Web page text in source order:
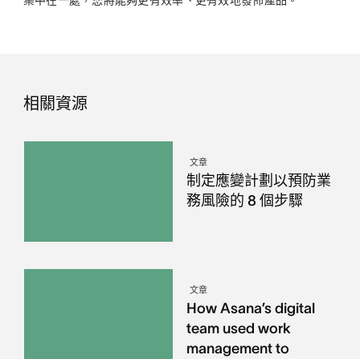
相關資源
文章
制定應變計劃以預防業
務風險的 8 個步驟
文章
How Asana’s digital
team used work
management to